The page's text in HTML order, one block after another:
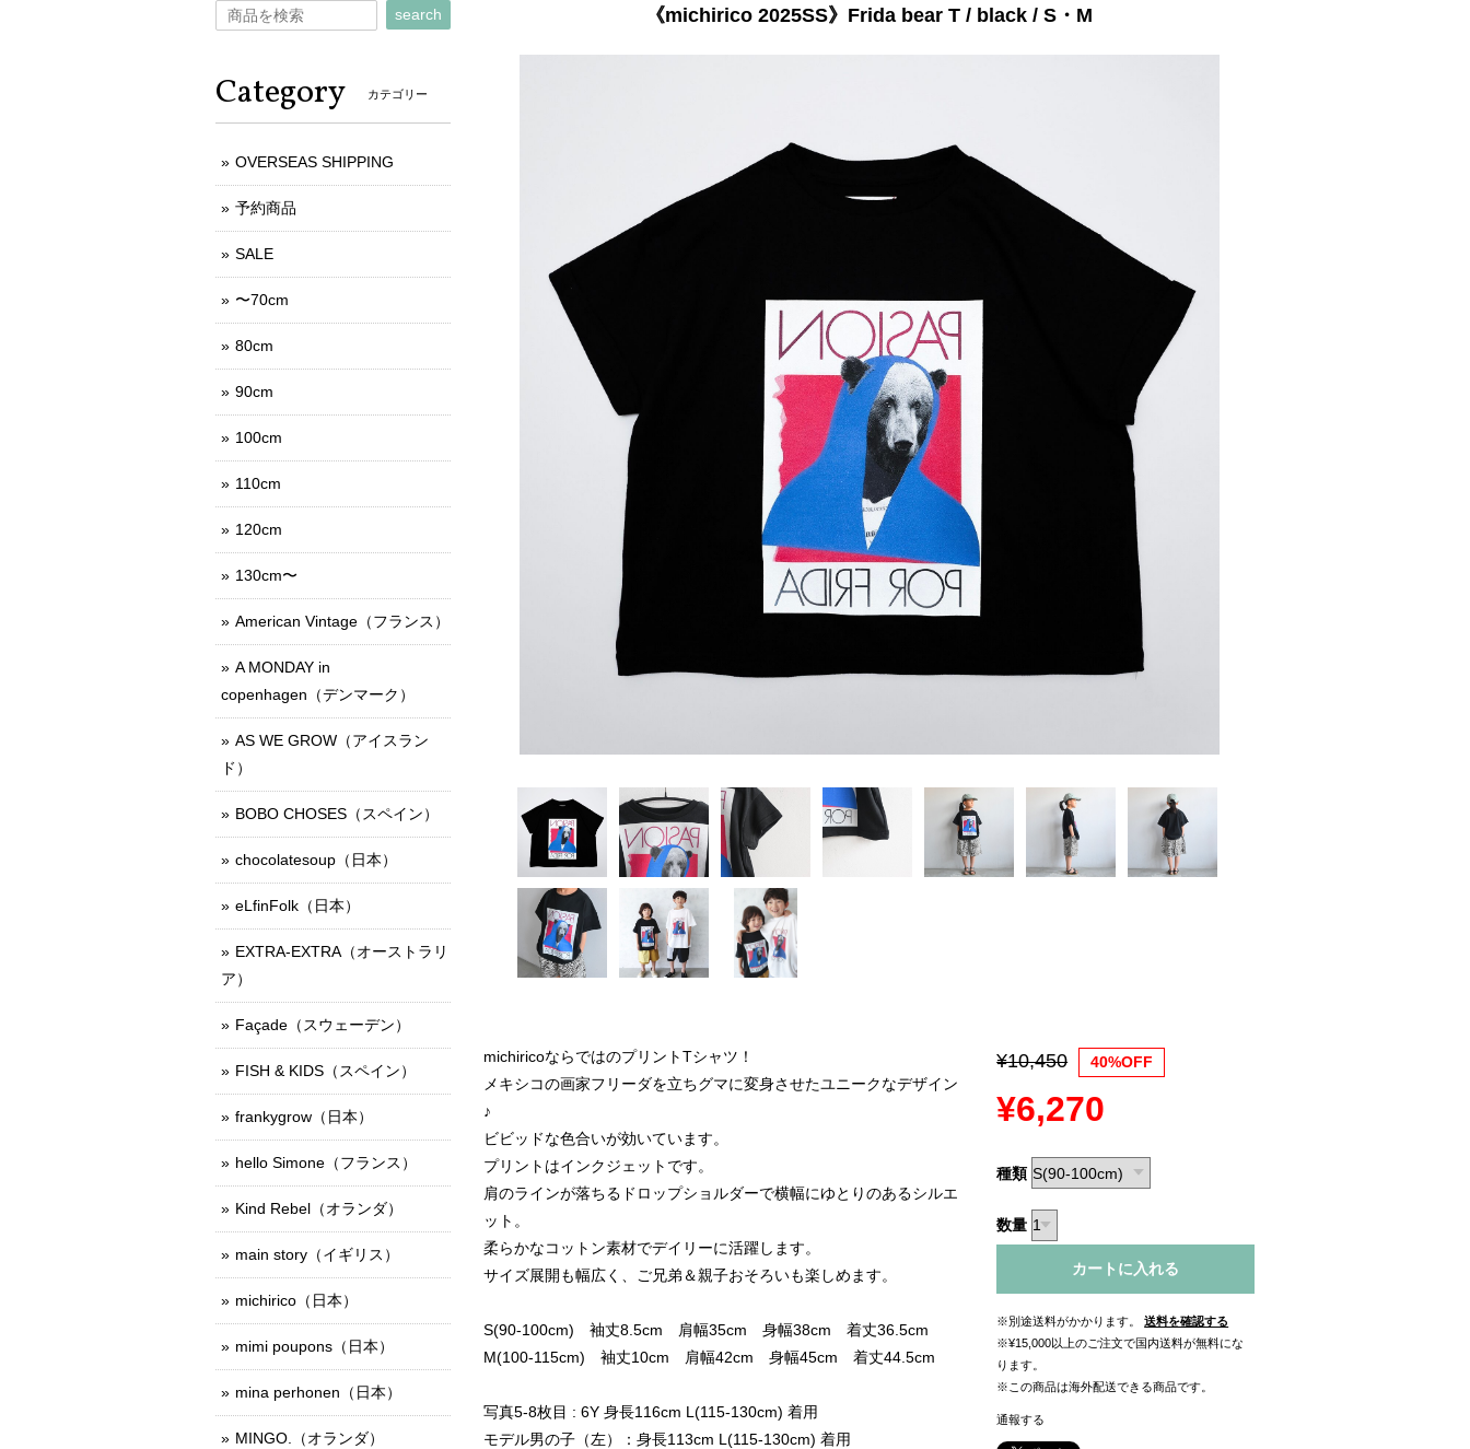
《michirico 2025SS》Frida bear T / black / S・M
michiricoならではのプリントTシャツ！
メキシコの画家フリーダを立ちグマに変身させたユニークなデザイン
♪
ビビッドな色合いが効いています。
プリントはインクジェットです。
肩のラインが落ちるドロップショルダーで横幅にゆとりのあるシルエ
ット。
柔らかなコットン素材でデイリーに活躍します。
サイズ展開も幅広く、ご兄弟＆親子おそろいも楽しめます。
S(90-100cm) 袖丈8.5cm 肩幅35cm 身幅38cm 着丈36.5cm
M(100-115cm) 袖丈10cm 肩幅42cm 身幅45cm 着丈44.5cm
写真5-8枚目 : 6Y 身長116cm L(115-130cm) 着用
モデル男の子（左）：身長113cm L(115-130cm) 着用
¥10,450 40%OFF
¥6,270
種類
数量
カートに入れる
※別途送料がかかります。
送料を確認する
※¥15,000以上のご注文で国内送料が無料にな
ります。
※この商品は海外配送できる商品です。
通報する
search
Category カテゴリー
OVERSEAS SHIPPING
予約商品
SALE
〜70cm
80cm
90cm
100cm
110cm
120cm
130cm〜
American Vintage（フランス）
A MONDAY in
copenhagen（デンマーク）
AS WE GROW（アイスラン
ド）
BOBO CHOSES（スペイン）
chocolatesoup（日本）
eLfinFolk（日本）
EXTRA-EXTRA（オーストラリ
ア）
Façade（スウェーデン）
FISH & KIDS（スペイン）
frankygrow（日本）
hello Simone（フランス）
Kind Rebel（オランダ）
main story（イギリス）
michirico（日本）
mimi poupons（日本）
mina perhonen（日本）
MINGO.（オランダ）